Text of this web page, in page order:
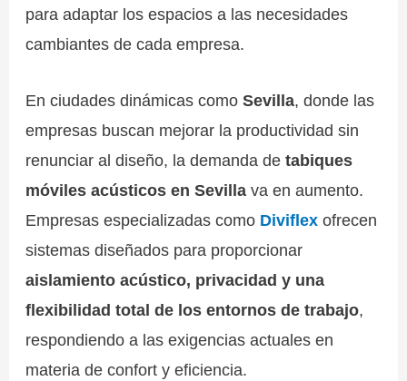
para adaptar los espacios a las necesidades
cambiantes de cada empresa.
En ciudades dinámicas comoSevilla, donde las
empresas buscan mejorar la productividad sin
renunciar al diseño, la demanda detabiques
móviles acústicos en Sevilla va en aumento.
Empresas especializadas como Diviflex ofrecen
sistemas diseñados para proporcionar
aislamiento acústico, privacidad y una
flexibilidad total de los entornos de trabajo,
respondiendo a las exigencias actuales en
materia de confort y eficiencia.